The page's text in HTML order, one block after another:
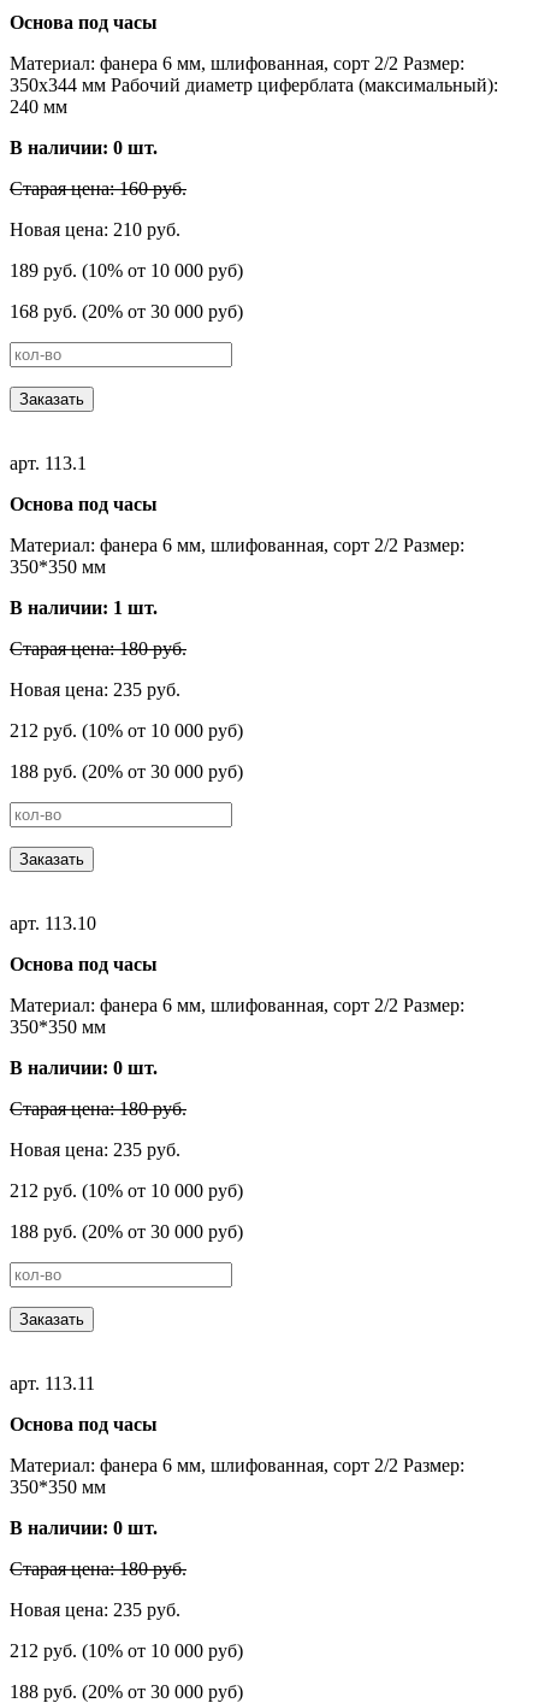
Основа под часы
Материал: фанера 6 мм, шлифованная, сорт 2/2 Размер:
350х344 мм Рабочий диаметр циферблата (максимальный):
240 мм
В наличии: 0 шт.
Старая цена: 160 руб.
Новая цена: 210 руб.
189 руб. (10% от 10 000 руб)
168 руб. (20% от 30 000 руб)
Заказать
арт. 113.1
Основа под часы
Материал: фанера 6 мм, шлифованная, сорт 2/2 Размер:
350*350 мм
В наличии: 1 шт.
Старая цена: 180 руб.
Новая цена: 235 руб.
212 руб. (10% от 10 000 руб)
188 руб. (20% от 30 000 руб)
Заказать
арт. 113.10
Основа под часы
Материал: фанера 6 мм, шлифованная, сорт 2/2 Размер:
350*350 мм
В наличии: 0 шт.
Старая цена: 180 руб.
Новая цена: 235 руб.
212 руб. (10% от 10 000 руб)
188 руб. (20% от 30 000 руб)
Заказать
арт. 113.11
Основа под часы
Материал: фанера 6 мм, шлифованная, сорт 2/2 Размер:
350*350 мм
В наличии: 0 шт.
Старая цена: 180 руб.
Новая цена: 235 руб.
212 руб. (10% от 10 000 руб)
188 руб. (20% от 30 000 руб)